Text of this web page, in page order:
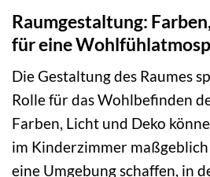
Raumgestaltung:
für eine
Die Gestaltung des Raumes
Rolle für das Wohlbefinden
Farben, Licht und Deko
im Kinderzimmer
eine Umgebung schaffen, in